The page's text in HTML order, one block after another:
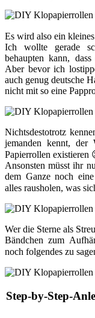
Es wird also ein kleines
Ich wollte gerade
behaupten kann,
Aber bevor ich
auch genug deutsche
nicht mit so eine
Nichtsdestotrotz
jemanden kennt, der
Papierrollen existieren
Ansonsten müsst ihr
dem Ganze noch
alles rausholen, was
Wer die Sterne als
Bändchen zum
noch folgendes zu
Step-by-Step-